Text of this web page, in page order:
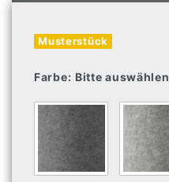
Musterstück
Farbe: Bitte auswählen